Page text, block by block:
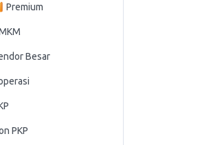
Premium
Besar
PKP